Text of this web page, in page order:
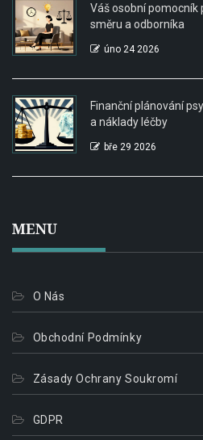
Váš osobní pomocník
směru a odborníka
úno 24 2026
Finanční plánování
a náklady léčby
bře 29 2026
MENU
O Nás
Obchodní Podmínky
Zásady Ochrany Soukromí
GDPR